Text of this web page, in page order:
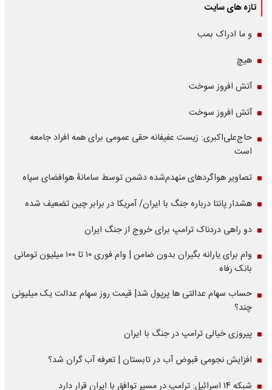
تازه های سایت
و ما ادراک بمب
هیچ
آتش افروز سوخت
آتش افروز سوخت
حاج‌علی‌اکبری: زیست عفیفانه حقی عمومی برای همه افراد جامعه
است
تصاویر هواگردهای منهدم‌شده دشمن توسط سامانۀ هوافضای سپاه
هشدار پانتا درباره جنگ با ایران/ آمریکا در برابر چین تضعیف شده
دو راهی دردناک ترامپ برای خروج از جنگ ایران
وام برای یارانه بگیران بدون ضامن | وام فوری ۱۰ تا ۱۰۰ میلیون تومانی
بانک رفاه
حساب سهام عدالتی ها پرپول شد| قیمت روز سهام عدالت یک میلیونی
چند؟
پیروزی خیالی ترامپ در جنگ با ایران
افزایش نجومی قبوض آب در تابستان | تعرفه آب گران شد؟
شبکه ۱۴ اسرائیل: ترامپ در مسیر توافق با ایران قرار دارد